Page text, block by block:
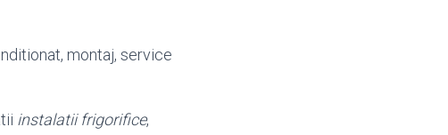
montaj, service
instalatii frigorifice,